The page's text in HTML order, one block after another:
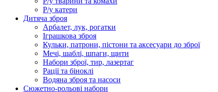
Р/у катери
Дитяча зброя
Арбалет, лук, рогатки
Іграшкова зброя
Кульки, патрони, пістони та аксесуари до зброї
Мечі, шаблі, шпаги, щити
Набори зброї, тир, лазертаг
Рації та біноклі
Водяна зброя та насоси
Сюжетно-рольові набори